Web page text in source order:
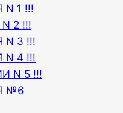
1 !!!
2 !!!
3 !!!
4 !!!
N 5 !!!
№6